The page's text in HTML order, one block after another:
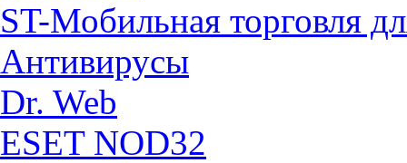
ST-Мобильная торговля
Антивирусы
Dr. Web
ESET NOD32